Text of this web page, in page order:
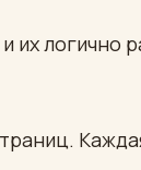
логично